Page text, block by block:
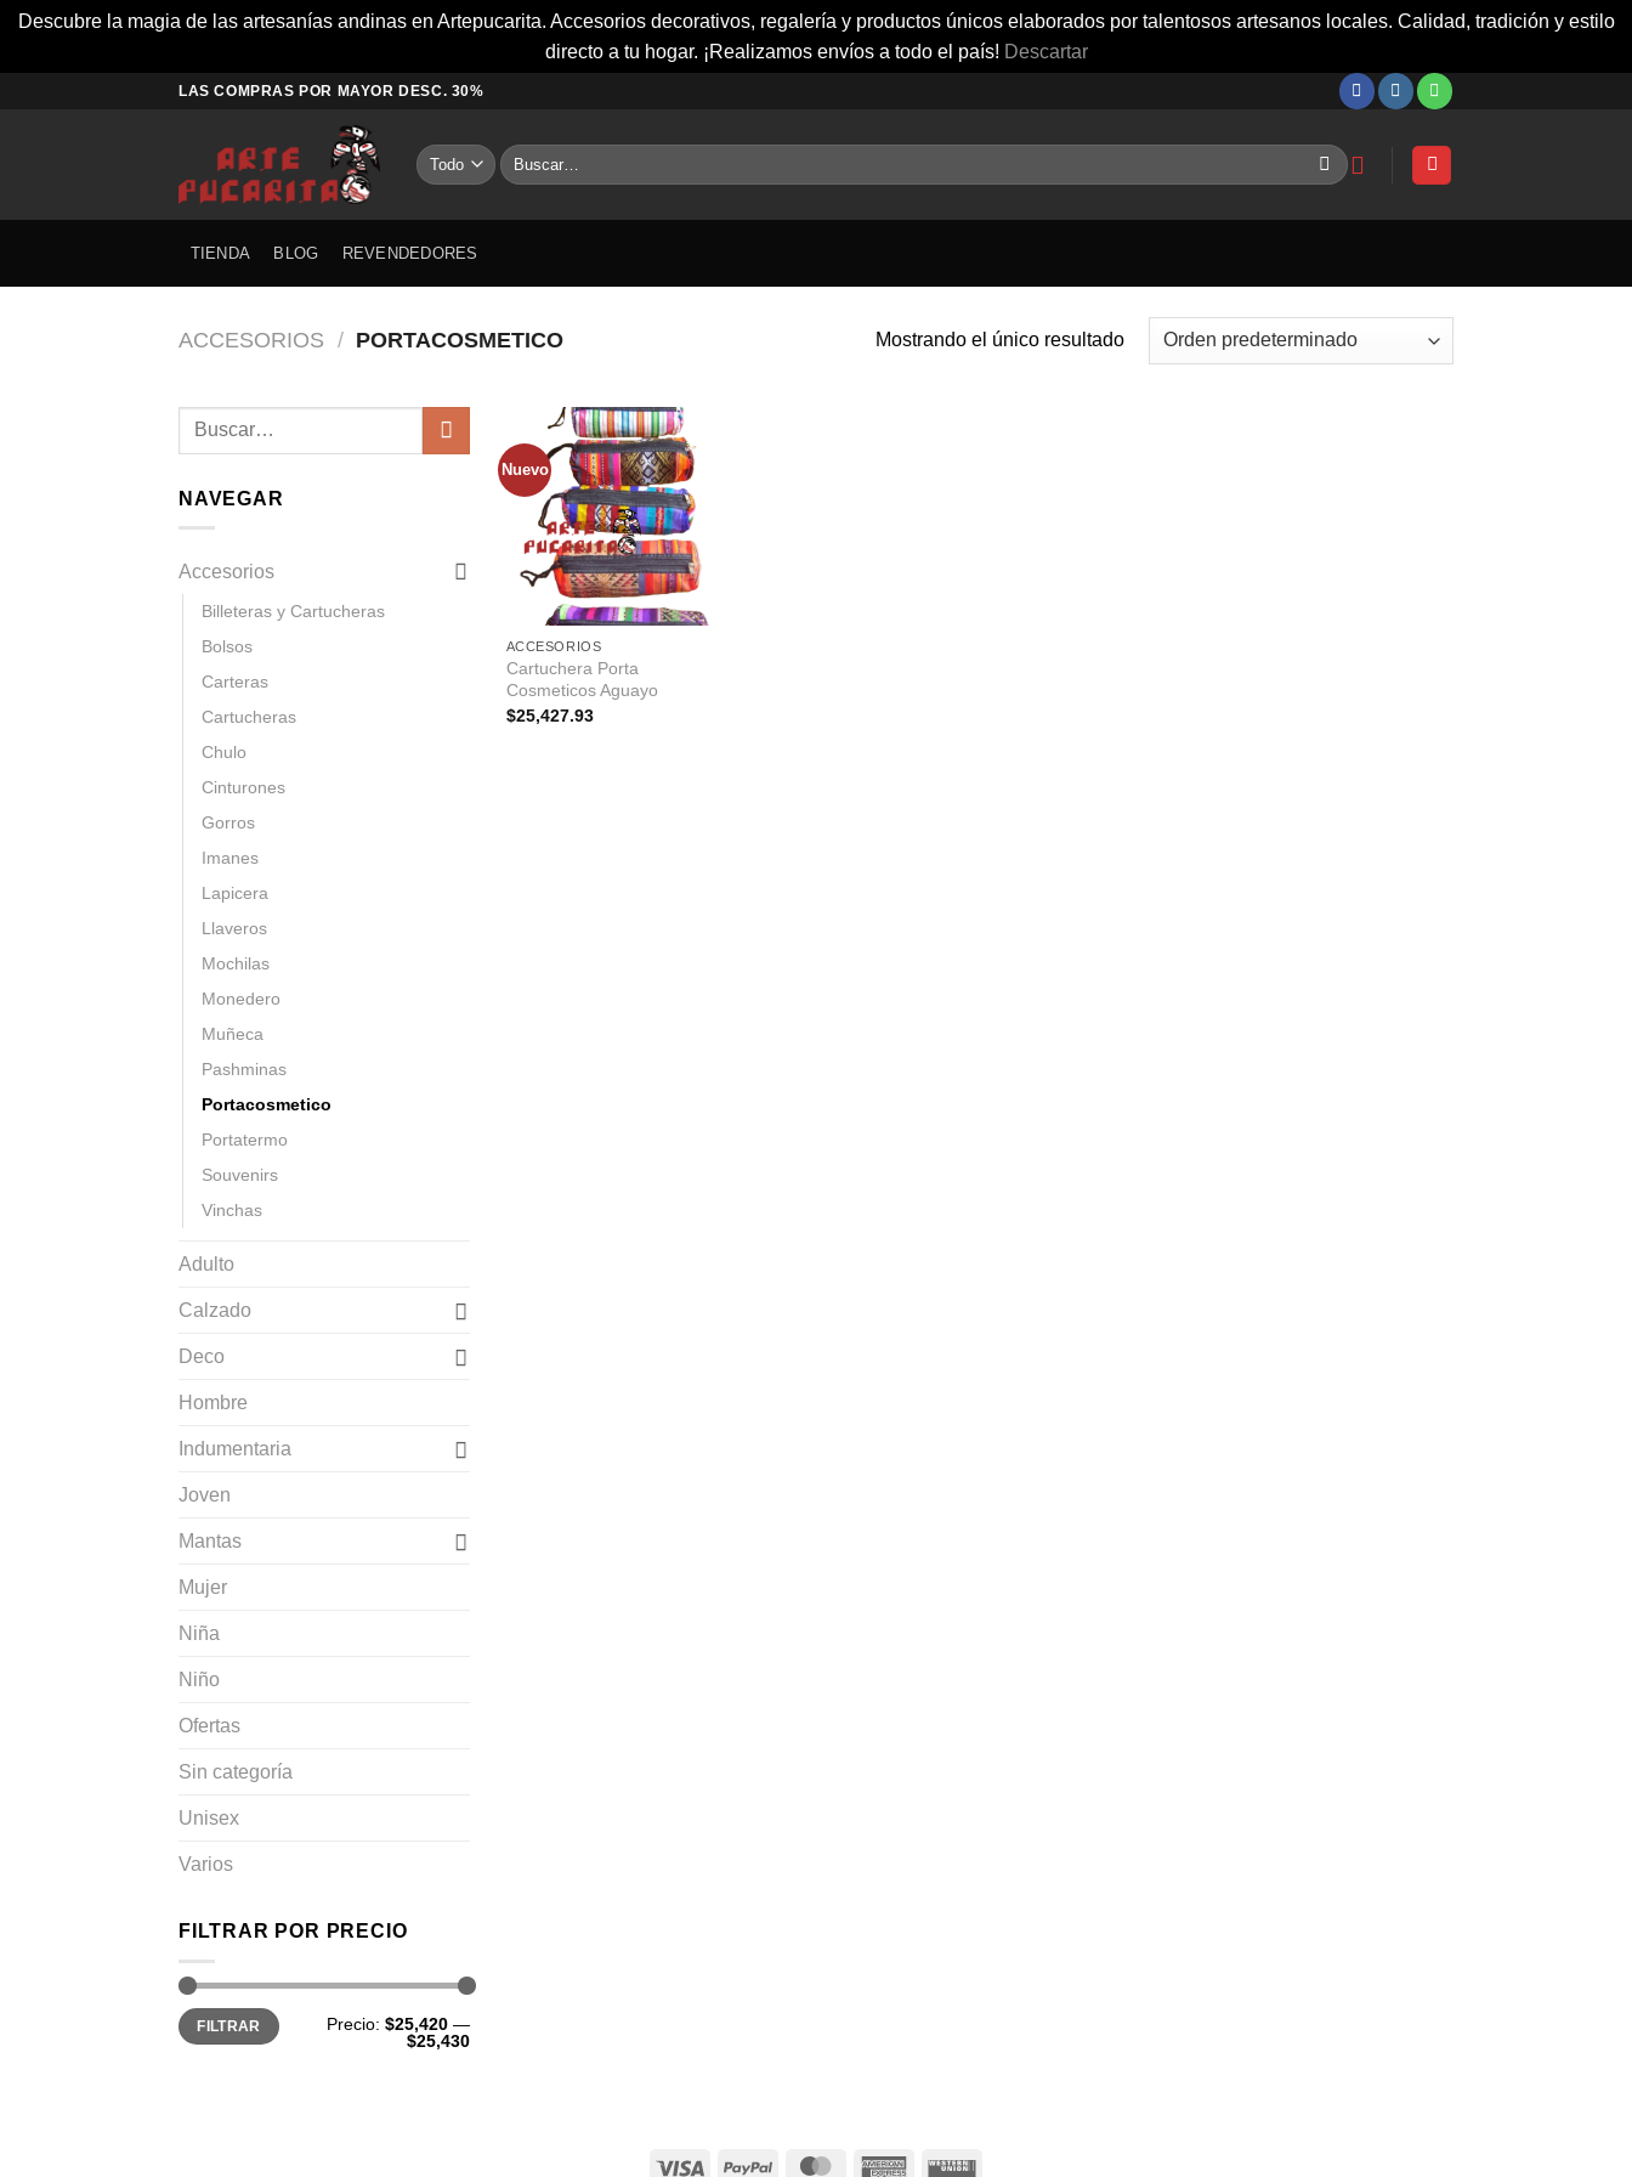
Descubre la magia de las artesanías andinas en Artepucarita. Accesorios decorativos, regalería y productos únicos elaborados por talentosos artesanos locales. Calidad, tradición y estilo
directo a tu hogar. ¡Realizamos envíos a todo el país! Descartar
LAS COMPRAS POR MAYOR DESC. 30%
Buscar
por:
TIENDA BLOG REVENDEDORES
ACCESORIOS / PORTACOSMETICO Mostrando el único resultado
NAVEGAR
Accesorios
Billeteras y Cartucheras
Bolsos
Carteras
Cartucheras
Chulo
Cinturones
Gorros
Imanes
Lapicera
Llaveros
Mochilas
Monedero
Muñeca
Pashminas
Portacosmetico
Portatermo
Souvenirs
Vinchas
Adulto
Calzado
Deco
Hombre
Indumentaria
Joven
Mantas
Mujer
Niña
Niño
Ofertas
Sin categoría
Unisex
Varios
FILTRAR POR PRECIO
Precio
mínimo
Precio
máximo
FILTRAR Precio: $25,420 —
$25,430
Nuevo
ACCESORIOS
Cartuchera Porta
Cosmeticos Aguayo
$25,427.93